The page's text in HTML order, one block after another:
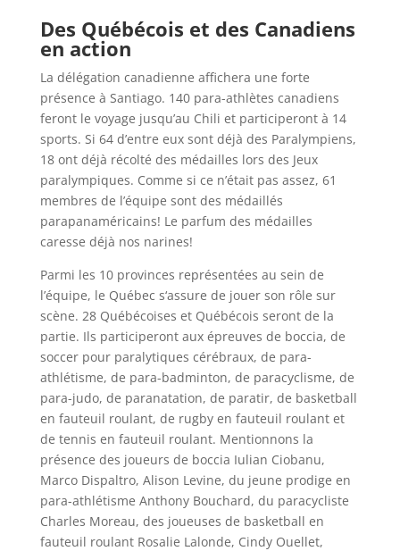
Des Québécois et des Canadiens
en action
La délégation canadienne affichera une forte
présence à Santiago. 140 para-athlètes canadiens
feront le voyage jusqu’au Chili et participeront à 14
sports. Si 64 d’entre eux sont déjà des Paralympiens,
18 ont déjà récolté des médailles lors des Jeux
paralympiques. Comme si ce n’était pas assez, 61
membres de l’équipe sont des médaillés
parapanaméricains! Le parfum des médailles
caresse déjà nos narines!
Parmi les 10 provinces représentées au sein de
l’équipe, le Québec s‘assure de jouer son rôle sur
scène. 28 Québécoises et Québécois seront de la
partie. Ils participeront aux épreuves de boccia, de
soccer pour paralytiques cérébraux, de para-
athlétisme, de para-badminton, de paracyclisme, de
para-judo, de paranatation, de paratir, de basketball
en fauteuil roulant, de rugby en fauteuil roulant et
de tennis en fauteuil roulant. Mentionnons la
présence des joueurs de boccia Iulian Ciobanu,
Marco Dispaltro, Alison Levine, du jeune prodige en
para-athlétisme Anthony Bouchard, du paracycliste
Charles Moreau, des joueuses de basketball en
fauteuil roulant Rosalie Lalonde, Cindy Ouellet,